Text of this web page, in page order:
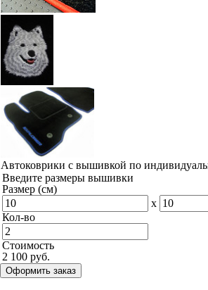
Автоковрики с вышивкой по
Введите размеры вышивки
Размер (см)
x
Кол-во
Стоимость
2 100 руб.
Оформить заказ